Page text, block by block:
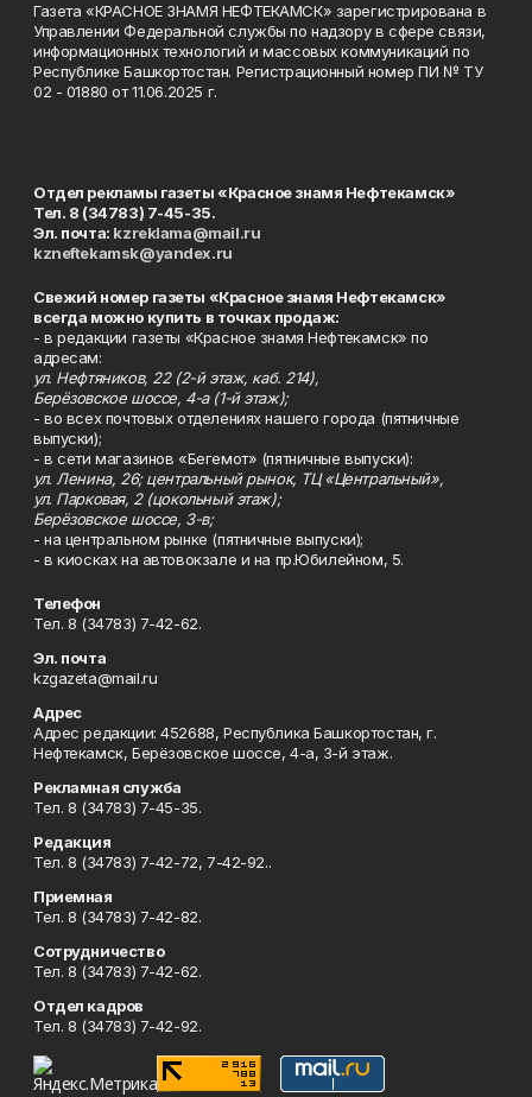
Газета «КРАСНОЕ ЗНАМЯ НЕФТЕКАМСК» зарегистрирована в
Управлении Федеральной службы по надзору в сфере связи,
информационных технологий и массовых коммуникаций по
Республике Башкортостан. Регистрационный номер ПИ № ТУ
02 - 01880 от 11.06.2025 г.
Отдел рекламы газеты «Красное знамя Нефтекамск»
Тел. 8 (34783) 7-45-35.
Эл. почта: kzreklama@mail.ru
kzneftekamsk@yandex.ru
Свежий номер газеты «Красное знамя Нефтекамск»
всегда можно купить в точках продаж:
- в редакции газеты «Красное знамя Нефтекамск» по
адресам:
ул. Нефтяников, 22 (2-й этаж, каб. 214),
Берёзовское шоссе, 4-а (1-й этаж);
- во всех почтовых отделениях нашего города (пятничные
выпуски);
- в сети магазинов «Бегемот» (пятничные выпуски):
ул. Ленина, 26; центральный рынок, ТЦ «Центральный»,
ул. Парковая, 2 (цокольный этаж);
Берёзовское шоссе, 3-в;
- на центральном рынке (пятничные выпуски);
- в киосках на автовокзале и на пр.Юбилейном, 5.
Телефон
Тел. 8 (34783) 7-42-62.
Эл. почта
kzgazeta@mail.ru
Адрес
Адрес редакции: 452688, Республика Башкортостан, г.
Нефтекамск, Берёзовское шоссе, 4-а, 3-й этаж.
Рекламная служба
Тел. 8 (34783) 7-45-35.
Редакция
Тел. 8 (34783) 7-42-72, 7-42-92..
Приемная
Тел. 8 (34783) 7-42-82.
Сотрудничество
Тел. 8 (34783) 7-42-62.
Отдел кадров
Тел. 8 (34783) 7-42-92.